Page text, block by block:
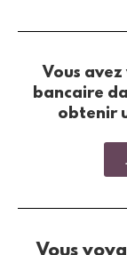
Vous
bancaire
obtenir